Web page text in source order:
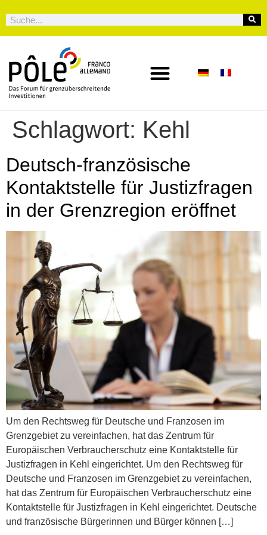
Schlagwort: Kehl
Deutsch-französische
Kontaktstelle für Justizfragen
in der Grenzregion eröffnet
Um den Rechtsweg für Deutsche und Franzosen im
Grenzgebiet zu vereinfachen, hat das Zentrum für
Europäischen Verbraucherschutz eine Kontaktstelle für
Justizfragen in Kehl eingerichtet. Um den Rechtsweg für
Deutsche und Franzosen im Grenzgebiet zu vereinfachen,
hat das Zentrum für Europäischen Verbraucherschutz eine
Kontaktstelle für Justizfragen in Kehl eingerichtet. Deutsche
und französische Bürgerinnen und Bürger können […]